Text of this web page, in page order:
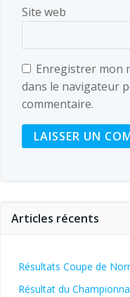
Site web
Enregistrer mon
dans le navigateur
commentaire.
Articles récents
Résultats Coupe de
Résultat du